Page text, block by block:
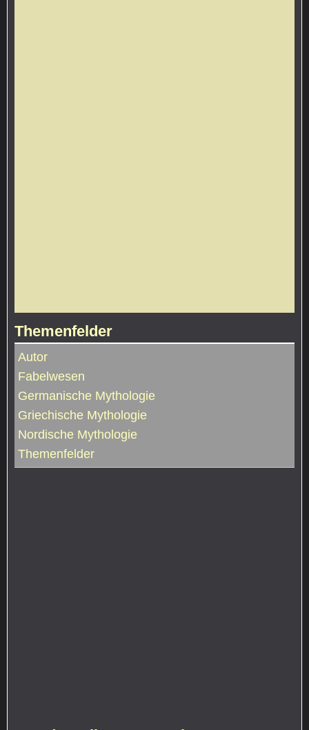
Themenfelder
Autor
Fabelwesen
Germanische Mythologie
Griechische Mythologie
Nordische Mythologie
Themenfelder